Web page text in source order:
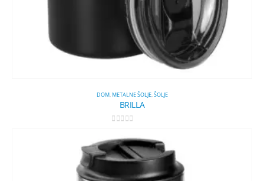
DOM,METALNE ŠOLJE,ŠOLJE
BRILLA